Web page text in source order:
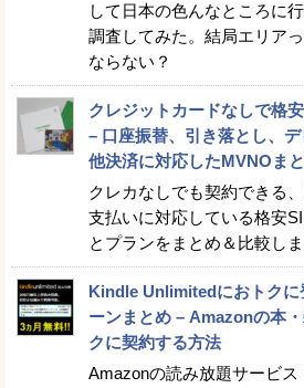
して日本の色んなところに
調査してみた。結局エリア
ならない？
クレジットカードなしで格
– 口座振替、引き落とし、
他決済に対応したMVNOま
クレカなしでも契約できる
支払いに対応している格安
とプランをまとめ＆比較し
Kindle Unlimitedにおトクに
ーンまとめ – Amazonの本
クに契約する方法
Amazonの読み放題サービス